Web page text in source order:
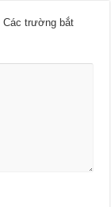
Các trường bắt